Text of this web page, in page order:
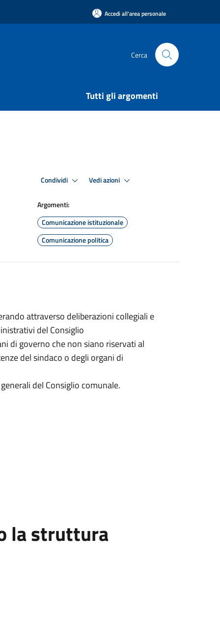
Accedi all'area personale
Cerca
Tutti gli argomenti
Condividi Vedi azioni
Argomenti:
Comunicazione istituzionale
Comunicazione politica
attraverso deliberazioni collegiali e
del Consiglio
di governo che non siano riservati al
del sindaco o degli organi di
del Consiglio comunale.
la struttura